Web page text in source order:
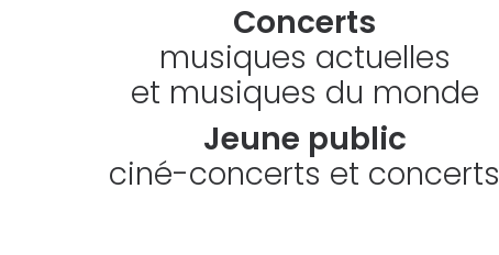
Concerts
musiques actuelles
et musiques du monde
Jeune public
ciné-concerts et concerts